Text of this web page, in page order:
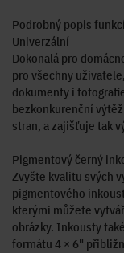
Podrobný popis funkcí
Univerzální
Dokonalá pro
pro všechny
dokumenty i
bezkonkurenční
stran, a zajišťuje tak
Pigmentový černý
Zvyšte kvalitu svých
pigmentového
kterými můžete
obrázky. Inkousty
formátu 4 × 6"